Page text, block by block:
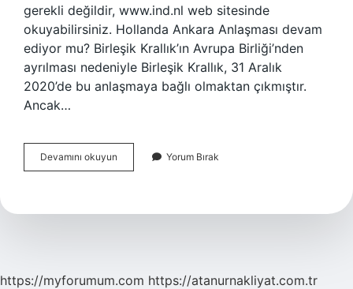
gerekli değildir, www.ind.nl web sitesinde
okuyabilirsiniz. Hollanda Ankara Anlaşması devam
ediyor mu? Birleşik Krallık’ın Avrupa Birliği’nden
ayrılması nedeniyle Birleşik Krallık, 31 Aralık
2020’de bu anlaşmaya bağlı olmaktan çıkmıştır.
Ancak…
Devamını okuyun
Anlaşması
Kadar
Yorum Bırak
https://myforumum.com https://atanurnakliyat.com.tr